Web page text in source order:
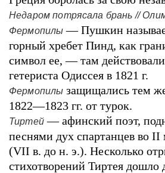
Недаром потрясала брань //
Фермопилы — Пушкин
горный хребет Пинд, как
символ ее, — там
гетериста Одиссея в 1821 г.
Фермопилы защищались тем
1822—1823 гг. от турок.
Тиртей— афинский поэт,
песнями дух спартанцев во II
(VII в. до н. э.). Несколько
стихотворений Тиртея дошло